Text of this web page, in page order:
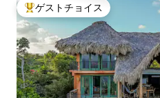
大好評のゲストチョイスです。
ゲストチョイス